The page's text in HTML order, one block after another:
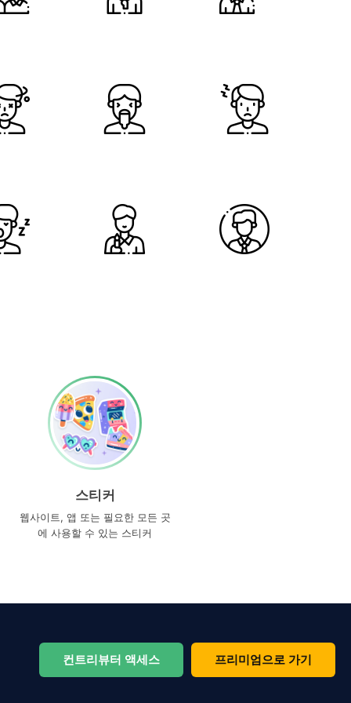
스티커
웹사이트, 앱 또는 필요한 모든 곳
에 사용할 수 있는 스티커
컨트리뷰터 액세스 프리미엄으로 가기